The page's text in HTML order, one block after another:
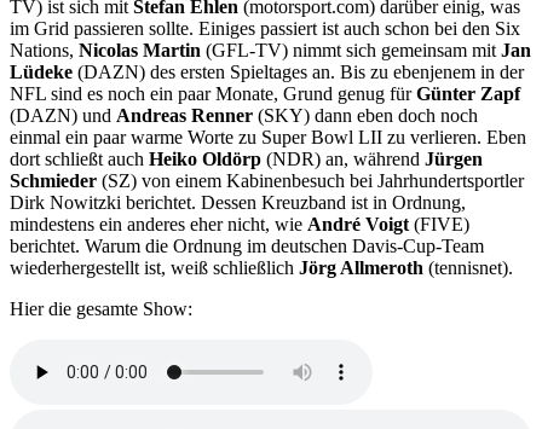
TV) ist sich mit Stefan Ehlen (motorsport.com) darüber einig, was
im Grid passieren sollte. Einiges passiert ist auch schon bei den Six
Nations, Nicolas Martin (GFL-TV) nimmt sich gemeinsam mit Jan
Lüdeke (DAZN) des ersten Spieltages an. Bis zu ebenjenem in der
NFL sind es noch ein paar Monate, Grund genug fürGünter Zapf
(DAZN) und Andreas Renner (SKY) dann eben doch noch
einmal ein paar warme Worte zu Super Bowl LII zu verlieren. Eben
dort schließt auch Heiko Oldörp (NDR) an, während Jürgen
Schmieder (SZ) von einem Kabinenbesuch bei Jahrhundertsportler
Dirk Nowitzki berichtet. Dessen Kreuzband ist in Ordnung,
mindestens ein anderes eher nicht, wie André Voigt (FIVE)
berichtet. Warum die Ordnung im deutschen Davis-Cup-Team
wiederhergestellt ist, weiß schließlich Jörg Allmeroth (tennisnet).
Hier die gesamte Show: